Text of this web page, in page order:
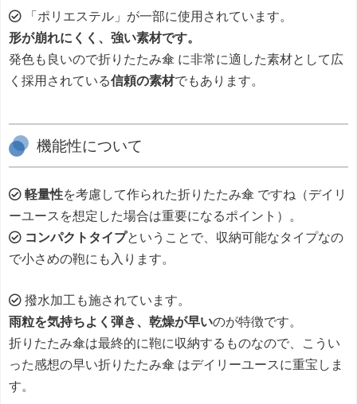
「ポリエステル」が一部に使用されています。
形が崩れにくく、強い素材です。
発色も良いので折りたたみ傘 に非常に適した素材として広
く採用されている信頼の素材でもあります。
機能性について
軽量性を考慮して作られた折りたたみ傘 ですね（デイリ
ーユースを想定した場合は重要になるポイント）。
コンパクトタイプということで、収納可能なタイプなの
で小さめの鞄にも入ります。
撥水加工も施されています。
雨粒を気持ちよく弾き、乾燥が早いのが特徴です。
折りたたみ傘は最終的に鞄に収納するものなので、こうい
った感想の早い折りたたみ傘 はデイリーユースに重宝しま
す。